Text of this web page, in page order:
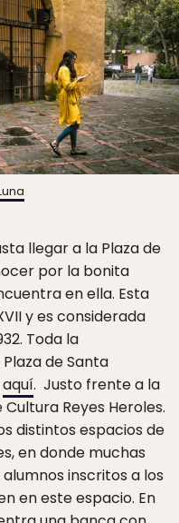
llegar a la Plaza de
por la bonita
en ella. Esta
y es considerada
Toda la
de Santa
aquí. Justo frente a la
Reyes Heroles.
distintos espacios de
en donde muchas
inscritos a los
en este espacio. En